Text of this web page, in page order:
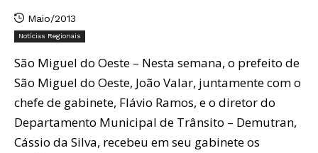
Maio/2013
Notícias Regionais
São Miguel do Oeste – Nesta semana, o prefeito de
São Miguel do Oeste, João Valar, juntamente com o
chefe de gabinete, Flávio Ramos, e o diretor do
Departamento Municipal de Trânsito – Demutran,
Cássio da Silva, recebeu em seu gabinete os